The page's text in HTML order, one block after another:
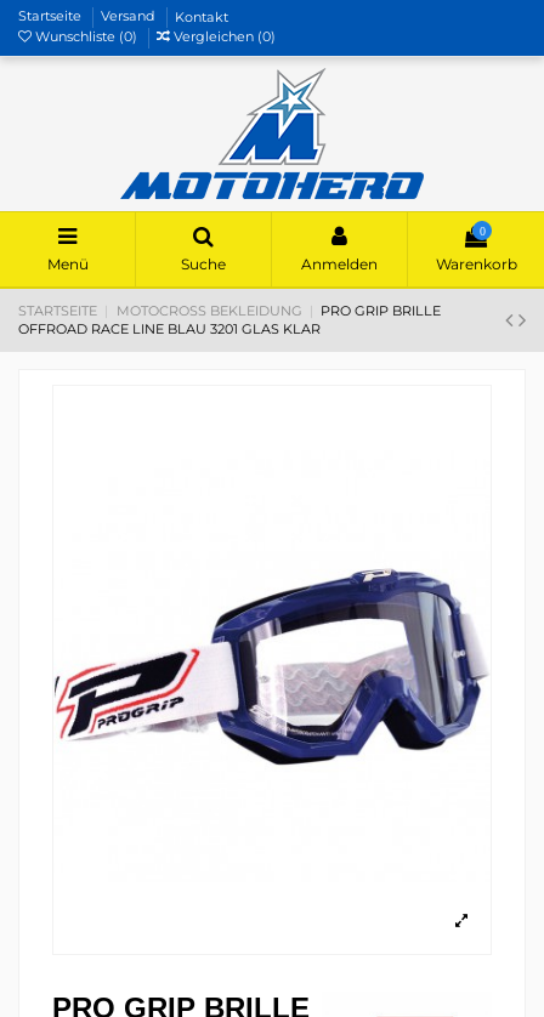
Startseite Versand
Kontakt
Wunschliste (0) Vergleichen (0)
Menü Suche Anmelden
0
Warenkorb
STARTSEITE MOTOCROSS BEKLEIDUNG
PRO GRIP BRILLE
OFFROAD RACE LINE BLAU 3201 GLAS KLAR
PRO GRIP BRILLE